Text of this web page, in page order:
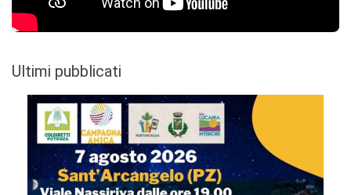
Ultimi pubblicati